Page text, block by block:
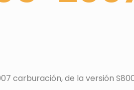
carburación, de la versión